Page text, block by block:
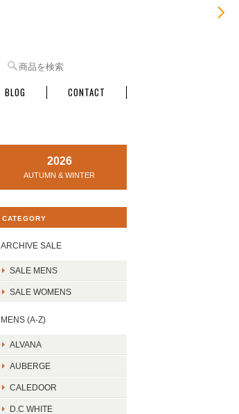
BLOG CONTACT
2026
AUTUMN & WINTER
CATEGORY
ARCHIVE SALE
SALE MENS
SALE WOMENS
MENS (A-Z)
ALVANA
AUBERGE
CALEDOOR
D.C WHITE